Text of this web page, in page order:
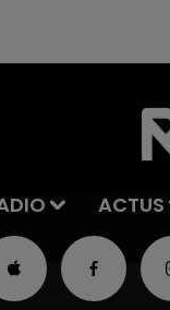
ACTUS